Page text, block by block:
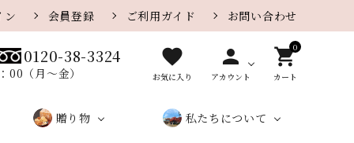
ン 会員登録 ご利用ガイド お問い合わせ
0120-38-3324
00（月〜金）
favorite
お気に入り
person
アカウント
0
shopping_cart
カート
贈り物 私たちについて